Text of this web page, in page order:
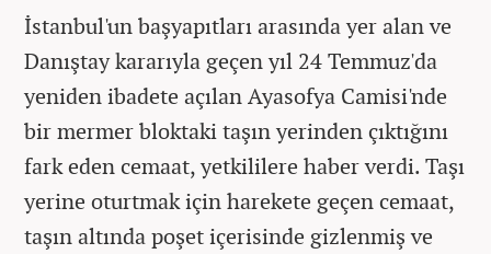
İstanbul'un başyapıtları arasında yer alan ve
Danıştay kararıyla geçen yıl 24 Temmuz'da
yeniden ibadete açılan Ayasofya Camisi'nde
bir mermer bloktaki taşın yerinden çıktığını
fark eden cemaat, yetkililere haber verdi. Taşı
yerine oturtmak için harekete geçen cemaat,
taşın altında poşet içerisinde gizlenmiş ve